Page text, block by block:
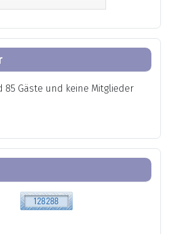
85 Gäste und keine Mitglieder